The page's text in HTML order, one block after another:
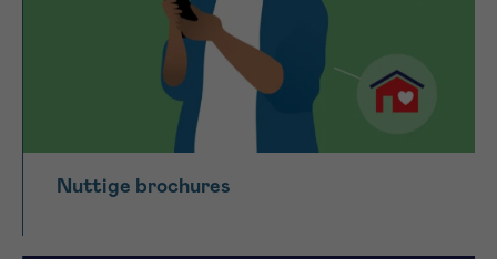
Nuttige brochures